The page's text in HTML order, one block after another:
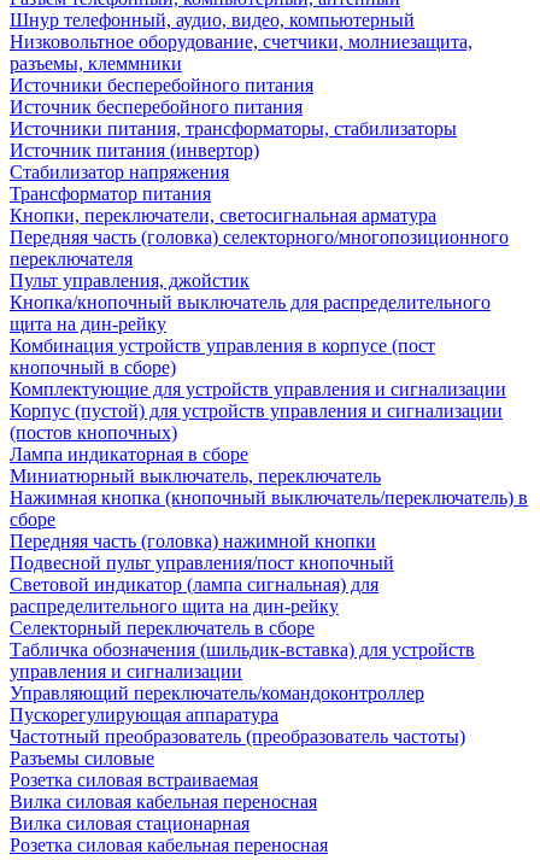
Шнур телефонный, аудио, видео, компьютерный
Низковольтное оборудование, счетчики, молниезащита,
разъемы, клеммники
Источники бесперебойного питания
Источник бесперебойного питания
Источники питания, трансформаторы, стабилизаторы
Источник питания (инвертор)
Стабилизатор напряжения
Трансформатор питания
Кнопки, переключатели, светосигнальная арматура
Передняя часть (головка) селекторного/многопозиционного
переключателя
Пульт управления, джойстик
Кнопка/кнопочный выключатель для распределительного
щита на дин-рейку
Комбинация устройств управления в корпусе (пост
кнопочный в сборе)
Комплектующие для устройств управления и сигнализации
Корпус (пустой) для устройств управления и сигнализации
(постов кнопочных)
Лампа индикаторная в сборе
Миниатюрный выключатель, переключатель
Нажимная кнопка (кнопочный выключатель/переключатель) в
сборе
Передняя часть (головка) нажимной кнопки
Подвесной пульт управления/пост кнопочный
Световой индикатор (лампа сигнальная) для
распределительного щита на дин-рейку
Селекторный переключатель в сборе
Табличка обозначения (шильдик-вставка) для устройств
управления и сигнализации
Управляющий переключатель/командоконтроллер
Пускорегулирующая аппаратура
Частотный преобразователь (преобразователь частоты)
Разъемы силовые
Розетка силовая встраиваемая
Вилка силовая кабельная переносная
Вилка силовая стационарная
Розетка силовая кабельная переносная